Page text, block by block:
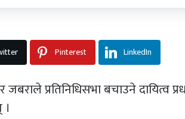
Pinterest LinkedIn
जबराले प्रतिनिधिसभा बचाउने दायित्व